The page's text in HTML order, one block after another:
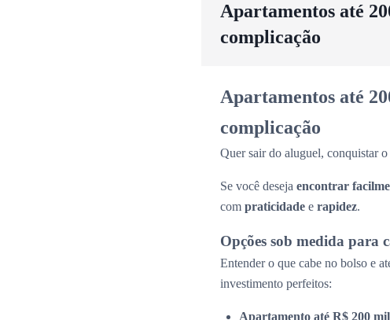
Apartamentos até
complicação
Apartamentos até
complicação
Quer sair do aluguel, conquistar
Se você deseja encontrar
com praticidade e rapidez.
Opções sob medida para
Entender o que cabe no bolso e
investimento perfeitos:
Apartamento até R$ 200